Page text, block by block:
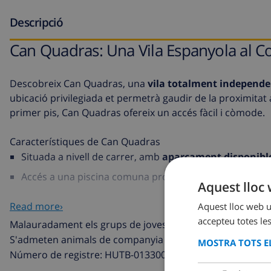
Descripció
Can Quadras: Una Vila Espanyola al
Descobreix Can Quadras, una vila totalment
ubicació privilegiada et permetrà gaudir de la proximitat
primer pis, Can Quadras ofereix un accés fàcil i còmode.
Característiques de Can Quadras
Situada a nivell de carrer, ambaparcament
Accés a una piscina comuna propera, ideal per
La vila disposa d'una superfície construïda de 440 m2
Vistes impressionants del centre de la ciutat des de
Interior espanyol i funcional amb una barreja de colors
Distribució de Can Quadras
Read more›
Malauradament els grups de joves (edat mitjana inferior
S'admeten animals de companyia en aquesta vil·la.
Número de registre: HUTB-013300
Aquest lloc
Aquest lloc web
accepteu totes
MOSTRA TOTS